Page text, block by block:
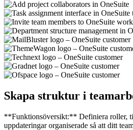
Skapa struktur i
**Funktionsöversikt:** Definiera roller,
uppdateringar organiserade så att ditt